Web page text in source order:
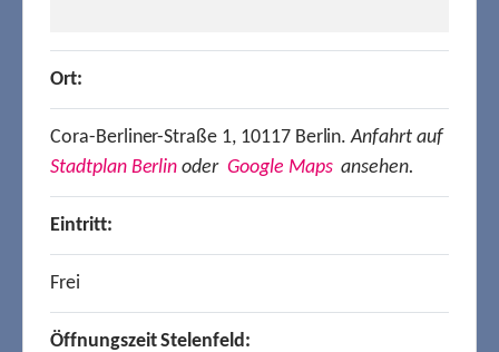
Ort:
Cora-Berliner-Straße 1, 10117 Berlin.Anfahrt auf
Stadtplan Berlin oder Google Mapsansehen.
Eintritt:
Frei
Öffnungszeit Stelenfeld: